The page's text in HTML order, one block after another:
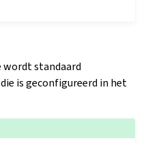
wordt standaard
is geconfigureerd in het